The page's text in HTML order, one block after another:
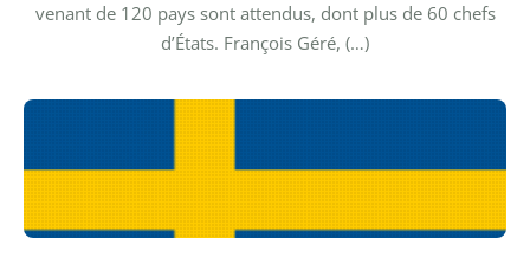
venant de 120 pays sont attendus, dont plus de 60 chefs
d’États. François Géré, (…)